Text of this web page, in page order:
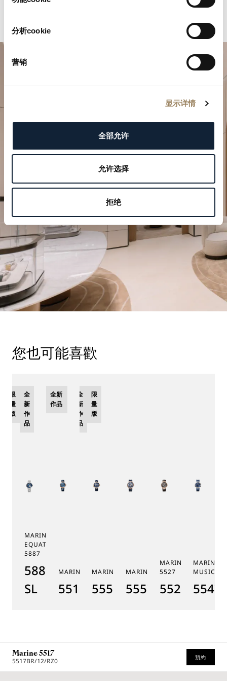
分析cookie
营销
显示详情
全部允许
允许选择
拒绝
規劃您的非凡時刻
於我們的精品店探索寶璣的製錶作品。
預約參觀
您也可能喜歡
MARINE TOURBILLON
EQUATION MARCHANTE
5887
5887PT/YS/PW0
SL
限
量
版
全
新
作
品
MARINE 5517
5517BR/Y2/9ZU
全新
作品
MARINE HORA MUNDI 5555
5555BH/YS/9WV
全
新
作
品
限
量
版
MARINE HORA MUNDI 5557
5557BR/YS/5WV
MARINE
5527
5527BR/
MARINE
Marine 5517
5517BR/12/RZ0 預約